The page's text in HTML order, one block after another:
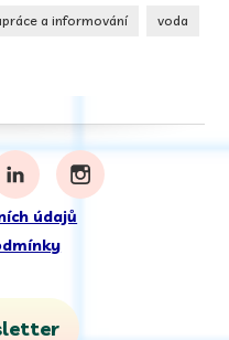
a informování voda
údajů